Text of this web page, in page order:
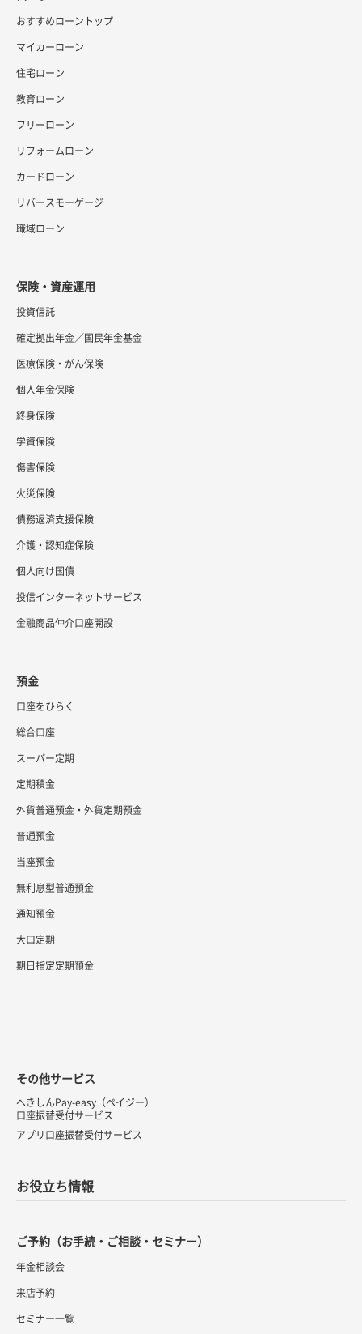
おすすめローントップ
マイカーローン
住宅ローン
教育ローン
フリーローン
リフォームローン
カードローン
リバースモーゲージ
職域ローン
保険・資産運用
投資信託
確定拠出年金／国民年金基金
医療保険・がん保険
個人年金保険
終身保険
学資保険
傷害保険
火災保険
債務返済支援保険
介護・認知症保険
個人向け国債
投信インターネットサービス
金融商品仲介口座開設
預金
口座をひらく
総合口座
スーパー定期
定期積金
外貨普通預金・外貨定期預金
普通預金
当座預金
無利息型普通預金
通知預金
大口定期
期日指定定期預金
その他サービス
へきしんPay-easy（ペイジー）
口座振替受付サービス
アプリ口座振替受付サービス
お役立ち情報
ご予約（お手続・ご相談・セミナー）
年金相談会
来店予約
セミナー一覧